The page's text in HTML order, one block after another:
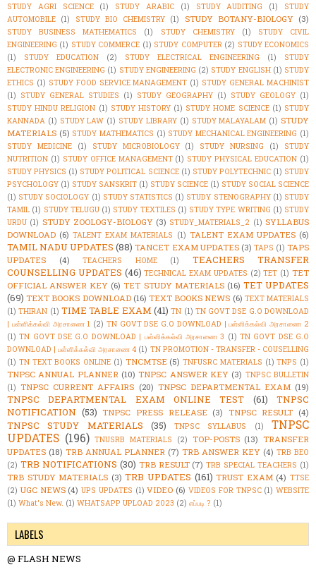
STUDY AGRI SCIENCE
(1) STUDY ARABIC (1) STUDY AUDITING (1)
STUDY
AUTOMOBILE (1) STUDY BIO CHEMISTRY (1) STUDY BOTANY-BIOLOGY (3)
STUDY BUSINESS MATHEMATICS (1) STUDY CHEMISTRY (1)
STUDY CIVIL
ENGINEERING (1) STUDY COMMERCE (1) STUDY COMPUTER (2) STUDY ECONOMICS
(1)
STUDY EDUCATION (2) STUDY ELECTRICAL ENGINEERING (1)
STUDY
ELECTRONIC ENGINEERING (1) STUDY ENGINEERING (2) STUDY ENGLISH (1) STUDY
ETHICS (1) STUDY FOOD SERVICE MANAGEMENT (1) STUDY GENERAL MACHINIST
(1) STUDY GENERAL STUDIES (1) STUDY GEOGRAPHY (1) STUDY GEOLOGY (1)
STUDY HINDU RELIGION (1) STUDY HISTORY (1) STUDY HOME SCIENCE (1) STUDY
KANNADA (1) STUDY LAW (1) STUDY LIBRARY (1) STUDY MALAYALAM (1) STUDY
MATERIALS (5) STUDY MATHEMATICS (1) STUDY MECHANICAL ENGINEERING (1)
STUDY MEDICINE
(1) STUDY MICROBIOLOGY (1) STUDY NURSING (1)
STUDY
NUTRITION (1) STUDY OFFICE MANAGEMENT (1) STUDY PHYSICAL EDUCATION (1)
STUDY PHYSICS (1) STUDY POLITICAL SCIENCE (1) STUDY POLYTECHNIC (1) STUDY
PSYCHOLOGY (1) STUDY SANSKRIT (1) STUDY SCIENCE (1) STUDY SOCIAL SCIENCE
(1) STUDY SOCIOLOGY (1) STUDY STATISTICS (1) STUDY STENOGRAPHY (1) STUDY
TAMIL (1) STUDY TELUGU (1) STUDY TEXTILES (1) STUDY TYPE WRITING (1) STUDY
URDU (1) STUDY ZOOLOGY-BIOLOGY (3) STUDY_MATERIALS_2 (1) SYLLABUS
DOWNLOAD (6) TALENT EXAM MATERIALS (1) TALENT EXAM UPDATES (6)
TAMIL NADU UPDATES (88) TANCET EXAM UPDATES (3) TAPS (1) TAPS
UPDATES
(4) TEACHERS HOME (1)
TEACHERS TRANSFER
COUNSELLING UPDATES (46) TECHNICAL EXAM UPDATES (2) TET (1) TET
OFFICIAL ANSWER KEY (6) TET STUDY MATERIALS (16) TET UPDATES
(69) TEXT BOOKS DOWNLOAD (16) TEXT BOOKS NEWS (6) TEXT MATERIALS
(1) THIRAN (1) TIME TABLE EXAM (41) TN (1) TN GOVT DSE G.O DOWNLOAD
| பள்ளிக்கல்வி அரசாணை 1 (2) TN GOVT DSE G.O DOWNLOAD | பள்ளிக்கல்வி அரசாணை 2
(1) TN GOVT DSE G.O DOWNLOAD | பள்ளிக்கல்வி அரசாணை 3 (1) TN GOVT DSE G.O
DOWNLOAD | பள்ளிக்கல்வி அரசாணை 4 (1) TN PROMOTION - TRANSFER - COUSELLING
(1) TN TEXT BOOKS ONLINE (1) TNCMTSE (5) TNFUSRC MATERIALS (1) TNPS (1)
TNPSC ANNUAL PLANNER (10) TNPSC ANSWER KEY (3) TNPSC BULLETIN
(1) TNPSC CURRENT AFFAIRS (20) TNPSC DEPARTMENTAL EXAM (19)
TNPSC DEPARTMENTAL EXAM ONLINE TEST (61)
TNPSC
NOTIFICATION (53) TNPSC PRESS RELEASE (3) TNPSC RESULT (4)
TNPSC STUDY MATERIALS (35) TNPSC SYLLABUS (1)
TNPSC
UPDATES (196) TNUSRB MATERIALS (2) TOP-POSTS (13) TRANSFER
UPDATES (18) TRB ANNUAL PLANNER (7) TRB ANSWER KEY (4) TRB BEO
(2) TRB NOTIFICATIONS (30) TRB RESULT (7) TRB SPECIAL TEACHERS (1)
TRB STUDY MATERIALS (3) TRB UPDATES (161) TRUST EXAM (4) TTSE
(2) UGC NEWS (4) UPS UPDATES (1) VIDEO (6) VIDEOS FOR TNPSC (1) WEBSITE
(1) What's New. (1) WHATSAPP UPLOAD 2023 (2) எப்படி ? (1)
LABELS
@ FLASH NEWS